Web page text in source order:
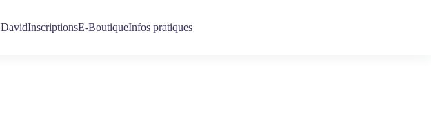
InscriptionsE-BoutiqueInfos pratiques